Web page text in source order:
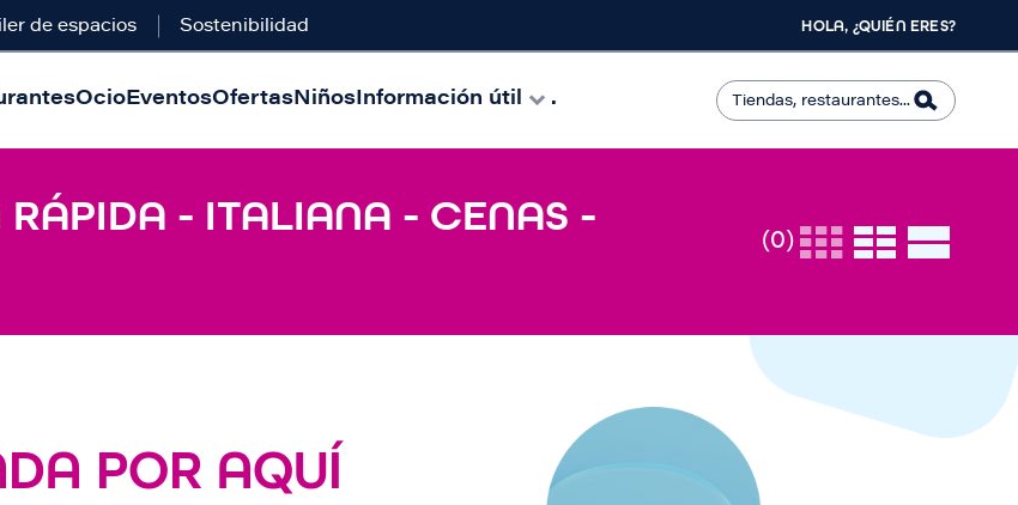
de espacios Sostenibilidad HOLA, ¿QUIÉN ERES?
OcioEventosOfertasNiñosInformación útil .
- ITALIANA - CENAS -
(0)
POR AQUÍ